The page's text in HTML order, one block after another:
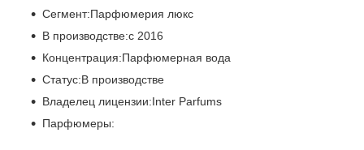
Сегмент:Парфюмерия люкс
В производстве:с 2016
Концентрация:Парфюмерная вода
Статус:В производстве
Владелец лицензии:Inter Parfums
Парфюмеры: